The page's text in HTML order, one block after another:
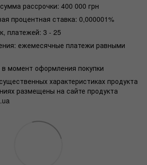
рассрочки: 400 000 грн
процентная ставка: 0,000001%
платежей: 3 - 25
ежемесячные платежи равными
момент оформления покупки
характеристиках продукта
размещены на сайте продукта